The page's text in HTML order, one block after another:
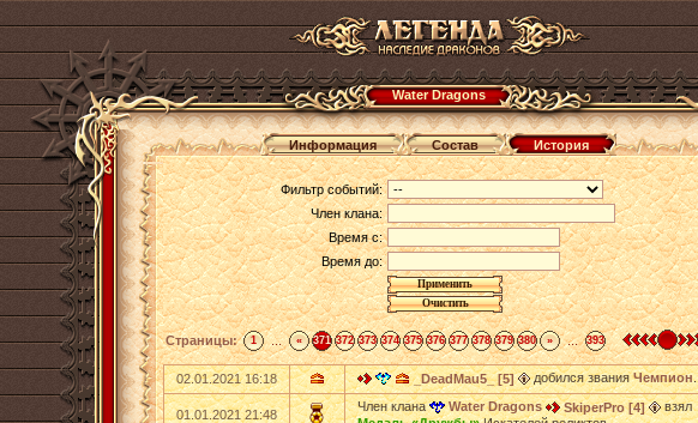
Water Dragons
Информация Состав История
Фильтр событий:
Член клана:
Время с:
Время до:
Страницы: 1 ... « 371 372 373 374 375 376 377 378 379 380 » ... 393
02.01.2021 16:18 _DeadMau5_ [5] добился званияЧемпион.
01.01.2021 21:48
Член клана Water Dragons SkiperPro [4]
взял